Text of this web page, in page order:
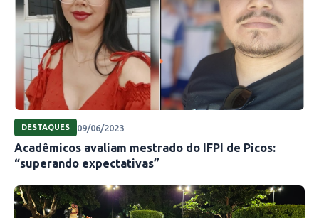
DESTAQUES 09/06/2023
Acadêmicos avaliam mestrado do IFPI de Picos:
“superando expectativas”